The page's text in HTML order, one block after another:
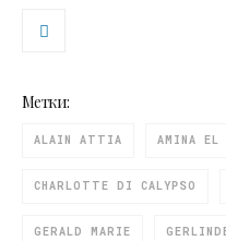
Метки:
ALAIN ATTIA AMINA EL
CHARLOTTE DI CALYPSO
GERALD MARIE